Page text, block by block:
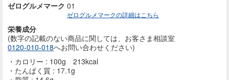
ゼログルメマーク 01
ゼログルメマークの詳細はこちら
栄養成分
(数字の記載のない商品に関しては、お客さま相談室
0120-010-018へお問い合わせください)
カロリー : 100g 213kcal
たんぱく質 : 17.1g